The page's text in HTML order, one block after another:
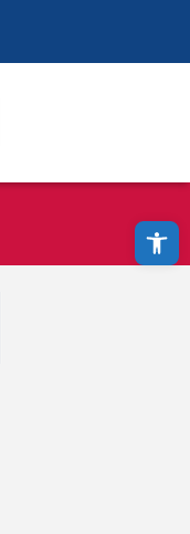
Abrir a barra de ferramentas